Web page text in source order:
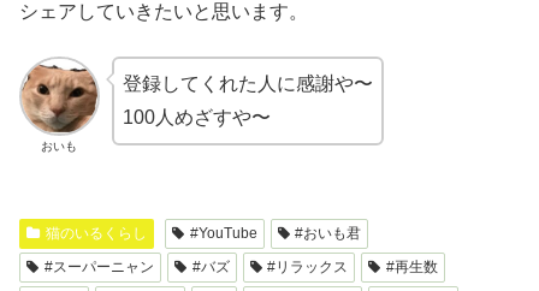
シェアしていきたいと思います。
おいも
登録してくれた人に感謝や〜
100人めざすや〜
猫のいるくらし #YouTube
#おいも君
#スーパーニャン
#バズ #リラックス
#再生数